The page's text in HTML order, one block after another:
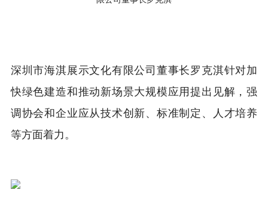
深圳市海淇展示文化有限公司董事长罗克淇针对加
快绿色建造和推动新场景大规模应用提出见解，强
调协会和企业应从技术创新、标准制定、人才培养
等方面着力。